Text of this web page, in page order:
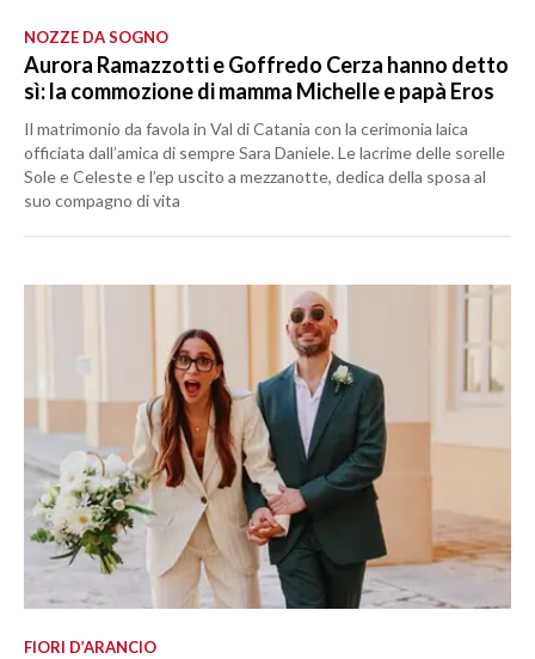
NOZZE DA SOGNO
Aurora Ramazzotti e Goffredo Cerza hanno detto
sì: la commozione di mamma Michelle e papà Eros
Il matrimonio da favola in Val di Catania con la cerimonia laica
officiata dall’amica di sempre Sara Daniele. Le lacrime delle sorelle
Sole e Celeste e l’ep uscito a mezzanotte, dedica della sposa al
suo compagno di vita
FIORI D’ARANCIO